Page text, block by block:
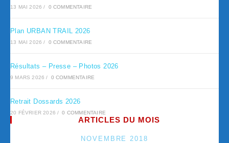
13 MAI 2026 / 0 COMMENTAIRE
Plan URBAN TRAIL 2026
13 MAI 2026 / 0 COMMENTAIRE
Résultats – Presse – Photos 2026
9 MARS 2026 / 0 COMMENTAIRE
Retrait Dossards 2026
20 FÉVRIER 2026 / 0 COMMENTAIRE
ARTICLES DU MOIS
NOVEMBRE 2018